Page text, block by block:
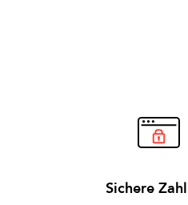
Sichere